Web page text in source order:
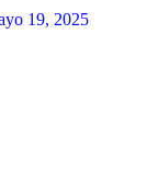
19, 2025